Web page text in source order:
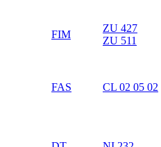
FIM
ZU 427
ZU 511
FAS CL 02 05 02